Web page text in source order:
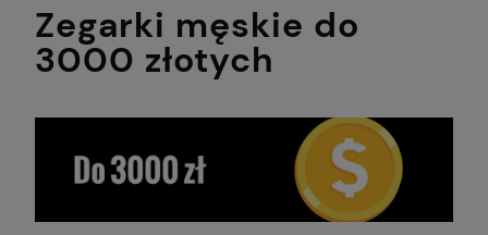
Zegarki męskie do
3000 złotych